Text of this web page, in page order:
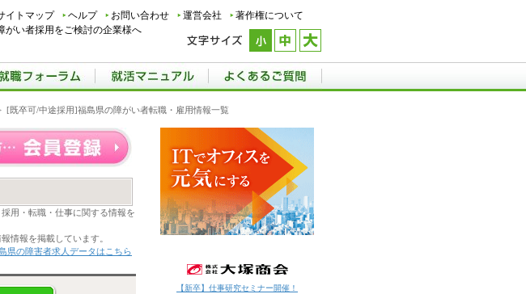
イトマップ ヘルプ お問い合わせ 運営会社
著作権について
がい者採用をご検討の企業様へ
[既卒可/中途採用]福島県の障がい者転職・雇用情報一覧
用・転職・仕事に関する情報を
情報を掲載しています。
県の障害者求人データはこちら
【新卒】仕事研究セミナー開催！